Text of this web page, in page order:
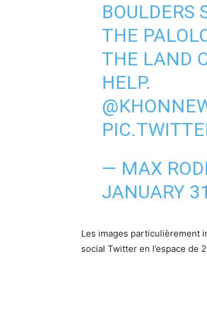
BOULDERS
THE
THE LAND
HELP.
— MAX
JANUARY
Les images particulièrement
social Twitter en l’espace de